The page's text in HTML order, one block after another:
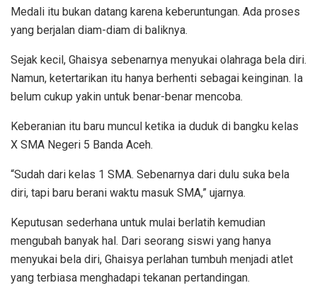
Medali itu bukan datang karena keberuntungan. Ada proses
yang berjalan diam-diam di baliknya.
Sejak kecil, Ghaisya sebenarnya menyukai olahraga bela diri.
Namun, ketertarikan itu hanya berhenti sebagai keinginan. Ia
belum cukup yakin untuk benar-benar mencoba.
Keberanian itu baru muncul ketika ia duduk di bangku kelas
X SMA Negeri 5 Banda Aceh.
“Sudah dari kelas 1 SMA. Sebenarnya dari dulu suka bela
diri, tapi baru berani waktu masuk SMA,” ujarnya.
Keputusan sederhana untuk mulai berlatih kemudian
mengubah banyak hal. Dari seorang siswi yang hanya
menyukai bela diri, Ghaisya perlahan tumbuh menjadi atlet
yang terbiasa menghadapi tekanan pertandingan.